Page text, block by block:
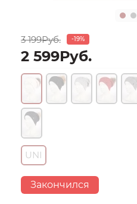
3 199Руб. -19%
2 599Руб.
UNI
Закончился